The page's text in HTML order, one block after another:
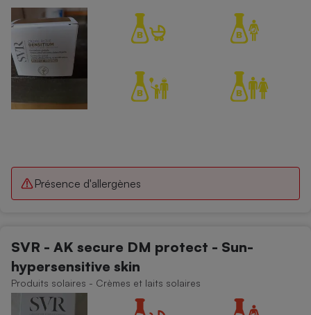
Présence d'allergènes
SVR - AK secure DM protect - Sun-
hypersensitive skin
Produits solaires - Crèmes et laits solaires
Cafetière à expressos